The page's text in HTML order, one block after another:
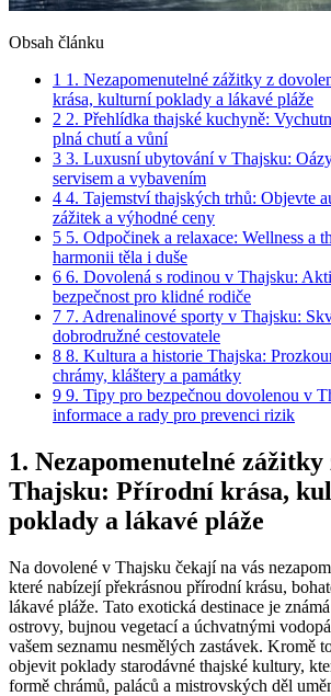
Obsah článku
1 1. Nezapomenutelné zážitky z
krása, kulturní poklady a lákavé pláže
2 2. Přehlídka thajské kuchyně:
plná chutí a vůní
3 3. Luxusní ubytování v Thajsku:
servisem a vybavením
4 4. Tajemství thajských trhů: Objevte
zážitek a výhodné ceny
5 5. Odpočinek a relaxace: Wellness a
harmonii těla i duše
6 6. Dovolená s rodinou v Thajsku:
bezpečnost pro klidné rodiče
7 7. Adrenalinové sporty v Thajsku:
dobrodružné cestovatele
8 8. Kultura a historie Thajska:
chrámy, kláštery a památky
9 9. Tipy pro bezpečnou dovolenou v
informace a rady pro prevenci rizik
1. Nezapomenutelné zážitky
Thajsku: Přírodní krása,
poklady a lákavé pláže
Na dovolené v Thajsku čekají na vás
které nabízejí překrásnou přírodní krásu,
lákavé pláže. Tato exotická destinace je
ostrovy, bujnou vegetací a úchvatnými
vašem seznamu nesmělých zastávek. Kromě
objevit poklady starodávné thajské kultury,
formě chrámů, paláců a mistrovských děl